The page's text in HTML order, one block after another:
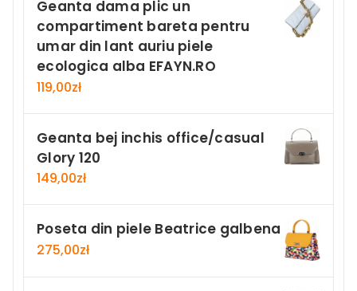
Geanta dama plic un
compartiment bareta pentru
umar din lant auriu piele
ecologica alba EFAYN.RO
119,00zł
Geanta bej inchis office/casual
Glory 120
149,00zł
Poseta din piele Beatrice galbena
275,00zł